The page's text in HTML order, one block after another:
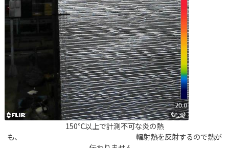
室外機の遮熱｜省エネで暑さ対策の効果を画像ととも
にお伝え！
ミラクールロード
採用情報
先輩社員インタビュー
矢野の働く環境
150℃以上で計測不可な炎の熱
も、 輻射熱を反射するので熱が